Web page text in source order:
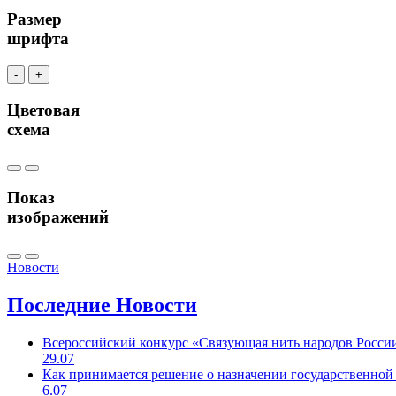
Размер
шрифта
- +
Цветовая
схема
Показ
изображений
Новости
Последние Новости
Всероссийский конкурс «Связующая нить народов
29.07
Как принимается решение о назначении
6.07